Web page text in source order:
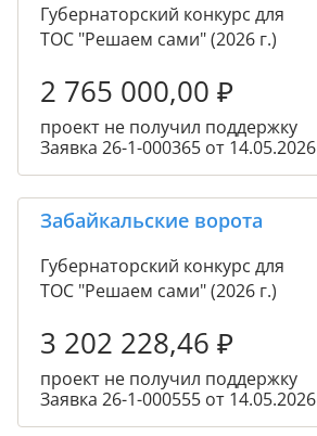
Губернаторский конкурс для
ТОС "Решаем сами" (2026 г.)
2 765 000,00 ₽
проект не получил поддержку
Заявка 26-1-000365 от 14.05.2026
Забайкальские ворота
Губернаторский конкурс для
ТОС "Решаем сами" (2026 г.)
3 202 228,46 ₽
проект не получил поддержку
Заявка 26-1-000555 от 14.05.2026